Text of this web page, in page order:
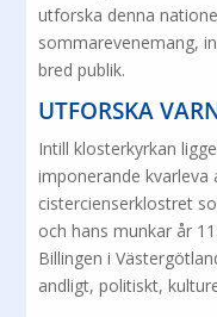
utforska denna
sommarevenemang,
bred publik.
UTFORSKA
Intill klosterkyrkan
imponerande kvarleva
cistercienserklostret
och hans munkar år
Billingen i
andligt, politiskt,